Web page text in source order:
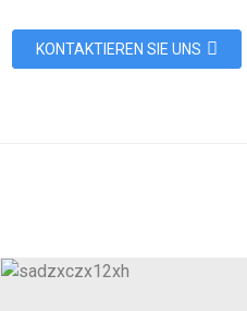
KONTAKTIEREN SIE UNS